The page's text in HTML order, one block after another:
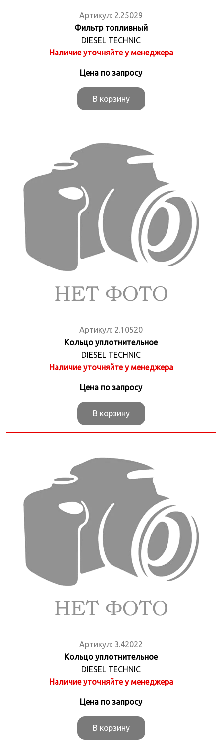
Артикул: 2.25029
Фильтр топливный
DIESEL TECHNIC
Наличие уточняйте у менеджера
Цена по запросу
В корзину
Артикул: 2.10520
Кольцо уплотнительное
DIESEL TECHNIC
Наличие уточняйте у менеджера
Цена по запросу
В корзину
Артикул: 3.42022
Кольцо уплотнительное
DIESEL TECHNIC
Наличие уточняйте у менеджера
Цена по запросу
В корзину